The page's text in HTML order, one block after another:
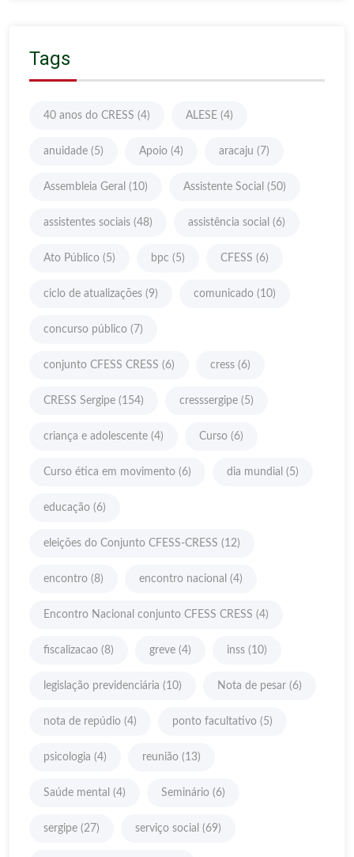
Tags
40 anos do CRESS (4) ALESE (4)
anuidade (5) Apoio (4) aracaju (7)
Assembleia Geral (10) Assistente Social (50)
assistentes sociais (48) assistência social (6)
Ato Público (5) bpc (5) CFESS (6)
ciclo de atualizações (9) comunicado (10)
concurso público (7)
conjunto CFESS CRESS (6) cress (6)
CRESS Sergipe (154) cresssergipe (5)
criança e adolescente (4) Curso (6)
Curso ética em movimento (6) dia mundial (5)
educação (6)
eleições do Conjunto CFESS-CRESS (12)
encontro (8) encontro nacional (4)
Encontro Nacional conjunto CFESS CRESS (4)
fiscalizacao (8) greve (4) inss (10)
legislação previdenciária (10) Nota de pesar (6)
nota de repúdio (4) ponto facultativo (5)
psicologia (4) reunião (13)
Saúde mental (4) Seminário (6)
sergipe (27) serviço social (69)